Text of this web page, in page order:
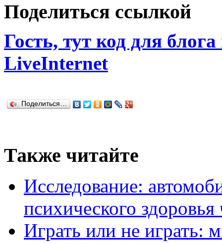
Поделиться ссылкой
Гость, тут код для
LiveInternet
Поделиться…
Также читайте
Исследование:
психического здоровья
Играть или не играть: